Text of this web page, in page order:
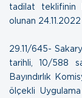
tadilat teklifinin
olunan
29.11/645-
tarihli, 10/588
Bayındırlık
ölçekli Uygulama